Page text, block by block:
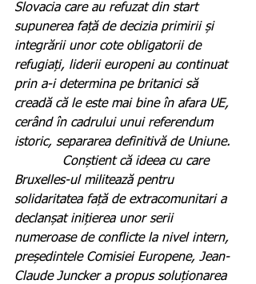
Slovacia care au refuzat din start
supunerea față de decizia primirii și
integrării unor cote obligatorii de
refugiați, liderii europeni au continuat
prin a-i determina pe britanici să
creadă că le este mai bine în afara UE,
cerând în cadrului unui referendum
istoric, separarea definitivă de Uniune.
Bruxelles-ul militează pentru
solidaritatea față de extracomunitari a
declanșat inițierea unor serii
numeroase de conflicte la nivel intern,
președintele Comisiei Europene, Jean-
Claude Juncker a propus soluționarea